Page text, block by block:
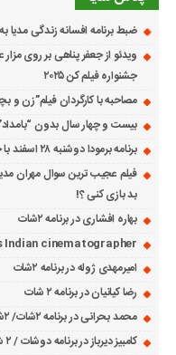
ضبط برنامه افسانه زندگی مدیا
ویدئو از جعفر پناهی بر روی
جشنواره فیلم کن ۲۰۲۵
مصاحبه با کارگردان فیلم”زن و
بیست و چهار سال بدون
برنامه برمودا دوشنبه ۲۸ اسفند با حضور ایرج حسابی
فیلم عجیب ترین سوال مهران
بد بازی کنی ؟!
بهاره افشاری در برنامه ۲شات
Indian cinematographer
امیرمهدی ژوله در برنامه ۲شات
رضا کیانیان در برنامه ۲ شات
محمد بحرانی در برنامه ۲شات/ ۲شات فصل ۱ قسمت ۲
کامبیز دیرباز در برنامه دوشات / ۲ شات فصل ۱ قسمت ۱